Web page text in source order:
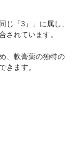
じ「3」」に属し、
されています。
、軟膏薬の独特の
きます。